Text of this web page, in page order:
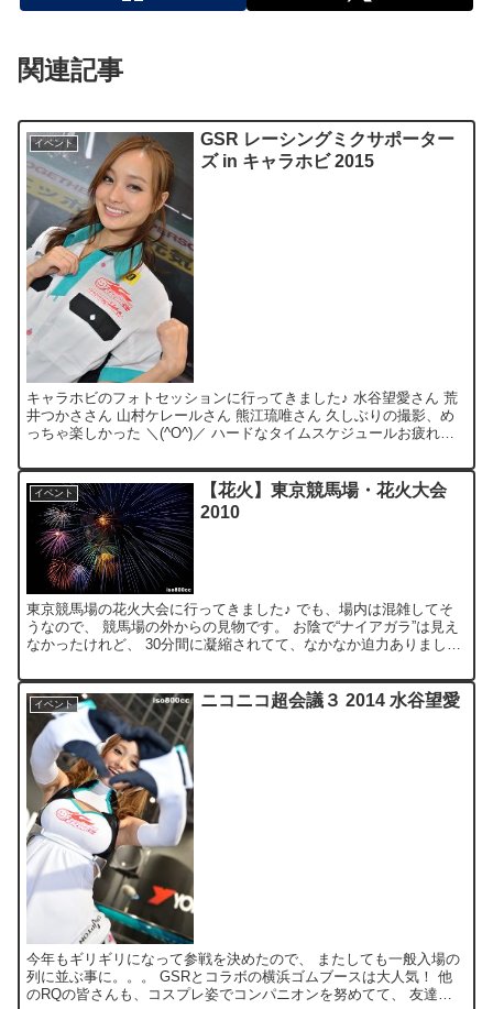
関連記事
イベント
GSR レーシングミクサポーター
ズ in キャラホビ 2015
キャラホビのフォトセッションに行ってきました♪ 水谷望愛さん 荒
井つかささん 山村ケレールさん 熊江琉唯さん 久しぶりの撮影、め
っちゃ楽しかった ＼(^O^)／ ハードなタイムスケジュールお疲れ様
イベント
【花火】東京競馬場・花火大会
2010
東京競馬場の花火大会に行ってきました♪ でも、場内は混雑してそ
うなので、 競馬場の外からの見物です。 お陰で“ナイアガラ”は見え
なかったけれど、 30分間に凝縮されてて、なかなか迫力ありました
イベント ニコニコ超会議３ 2014 水谷望愛
今年もギリギリになって参戦を決めたので、 またしても一般入場の
列に並ぶ事に。。。 GSRとコラボの横浜ゴムブースは大人気！ 他
のRQの皆さんも、コスプレ姿でコンパニオンを努めてて、 友達に